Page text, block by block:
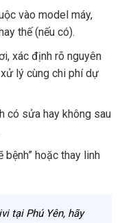
vào model máy,
thế (nếu có).
xác định rõ nguyên
lý cùng chi phí dự
có sửa hay không sau
bệnh” hoặc thay linh
tại Phú Yên, hãy